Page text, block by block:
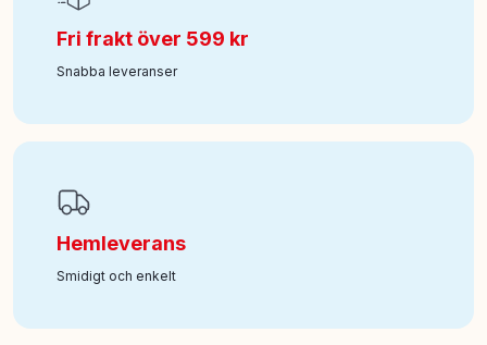
Fri frakt över 599 kr
Snabba leveranser
Hemleverans
Smidigt och enkelt